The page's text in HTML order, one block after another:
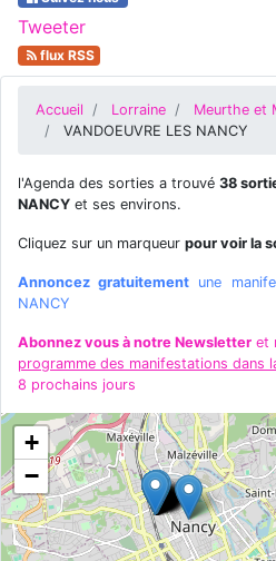
Tweeter
flux RSS
Accueil Lorraine
Meurthe et
VANDOEUVRE LES NANCY
l'Agenda des sorties a trouvé 38
NANCY et ses environs.
Cliquez sur un marqueur pour voir la
Annoncez gratuitement une
NANCY
Abonnez vous à notre Newsletter et
programme des manifestations dans
8 prochains jours
+
−